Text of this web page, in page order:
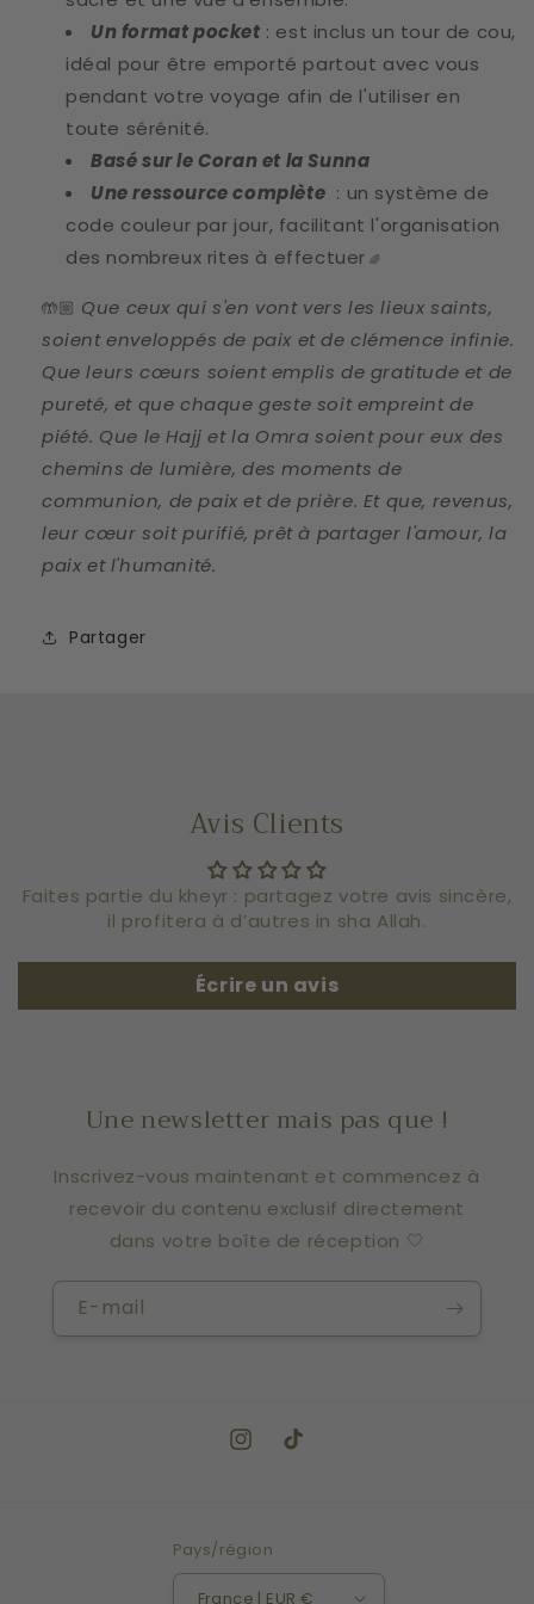
Un formatpocket : est inclus un tour de cou,
idéal pour être emporté partout avec vous
pendant votre voyage afin de l'utiliser en
toute sérénité.
Basé sur le Coran et la Sunna
Une ressource complète : un système de
code couleur par jour, facilitant l'organisation
des nombreux rites à effectuer 🌈
🤲🏼 Que ceux qui s'en vont vers les lieux saints,
soient enveloppés de paix et de clémence infinie.
Que leurs cœurs soient emplis de gratitude et de
pureté, et que chaque geste soit empreint de
piété. Que le Hajj et la Omra soient pour eux des
chemins de lumière, des moments de
communion, de paix et de prière. Et que, revenus,
leur cœur soit purifié, prêt à partager l'amour, la
paix et l'humanité.
Partager
Avis Clients
Faites partie du kheyr : partagez votre avis sincère,
il profitera à d’autres in sha Allah.
Écrire un avis
Une newsletter mais pas que !
Inscrivez-vous maintenant et commencez à
recevoir du contenu exclusif directement
dans votre boîte de réception 🤍
E-mail
Instagram
TikTok
Pays/région
France | EUR €